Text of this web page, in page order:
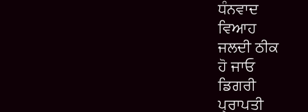
ਧੰਨਵਾਦ
ਵਿਆਹ
ਜਲਦੀ ਠੀਕ
ਹੋ ਜਾਓ
ਡਿਗਰੀ
ਪ੍ਰਾਪਤੀ